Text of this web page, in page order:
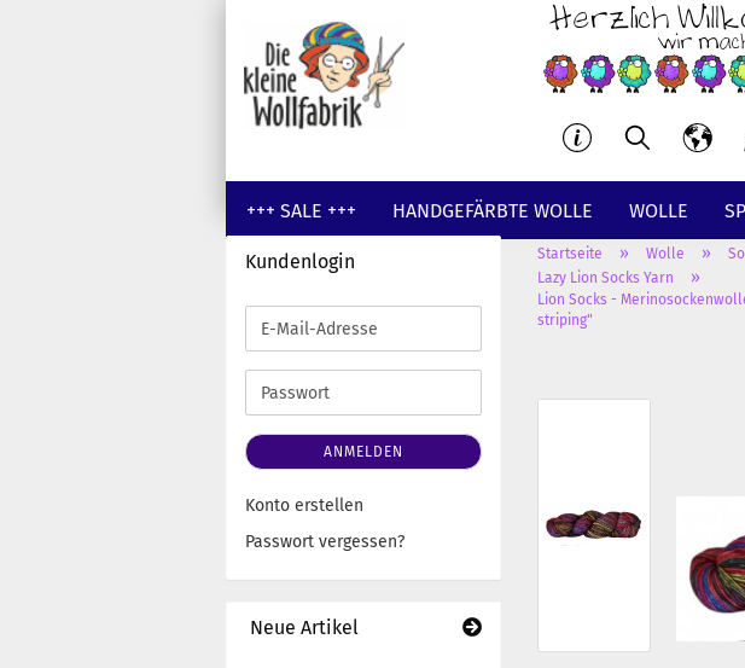
+++ SALE +++ HANDGEFÄRBTE WOLLE WOLLE
GUTSCHEINE WOLLE UNGEFÄRBT
Startseite » Wolle »
Lazy Lion Socks Yarn »
Lion Socks -
striping"
Kundenlogin
E-
Mail-
Adresse
Passwort
ANMELDEN
Konto erstellen
Passwort vergessen?
Neue Artikel